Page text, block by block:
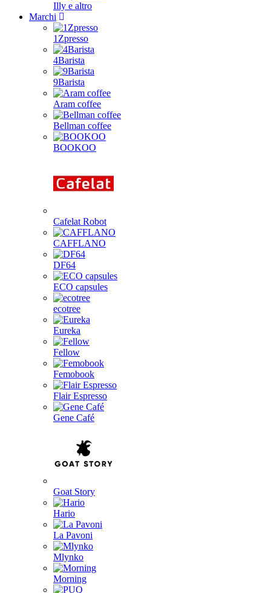
Illy e altro
Marchi
1Zpresso
4Barista
9Barista
Aram coffee
Bellman coffee
BOOKOO
Cafelat Robot
CAFFLANO
DF64
ECO capsules
ecotree
Eureka
Fellow
Femobook
Flair Espresso
Gene Café
Goat Story
Hario
La Pavoni
Mlynko
Morning